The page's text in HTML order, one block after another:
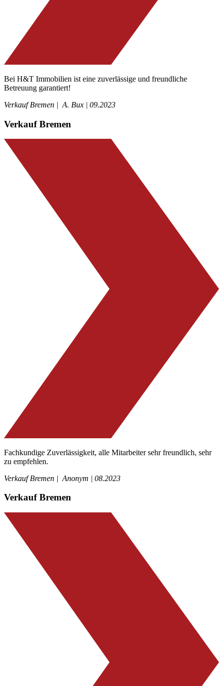
Bei H&T Immobilien ist eine zuverlässige und freundliche
Betreuung garantiert!
Verkauf Bremen | A. Bux | 09.2023
Verkauf Bremen
Fachkundige Zuverlässigkeit, alle Mitarbeiter sehr freundlich, sehr
zu empfehlen.
Verkauf Bremen | Anonym | 08.2023
Verkauf Bremen